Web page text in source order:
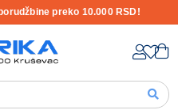
preko 10.000 RSD!
Content